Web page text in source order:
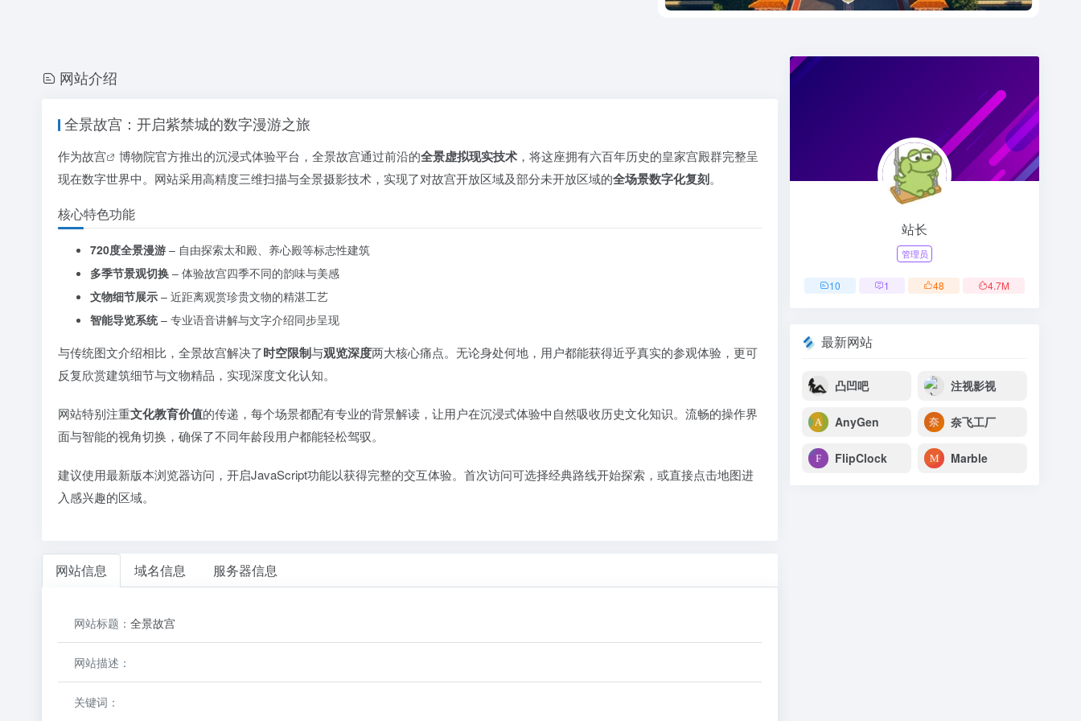
网站介绍
全景故宫：开启紫禁城的数字漫游之旅
作为故宫 博物院官方推出的沉浸式体验平台，全景故宫通过前沿的全景虚拟现实技术 ，将这座拥有六百年历史的皇家宫殿群完整呈
现在数字世界中。网站采用高精度三维扫描与全景摄影技术，实现了对故宫开放区域及部分未开放区域的全场景数字化复刻。
核心特色功能
720度全景漫游 – 自由探索太和殿、养心殿等标志性建筑
多季节景观切换 – 体验故宫四季不同的韵味与美感
文物细节展示 – 近距离观赏珍贵文物的精湛工艺
智能导览系统– 专业语音讲解与文字介绍同步呈现
与传统图文介绍相比，全景故宫解决了时空限制与观览深度两大核心痛点。无论身处何地，用户都能获得近乎真实的参观体验，更可
反复欣赏建筑细节与文物精品，实现深度文化认知。
网站特别注重文化教育价值的传递，每个场景都配有专业的背景解读，让用户在沉浸式体验中自然吸收历史文化知识。流畅的操作界
面与智能的视角切换，确保了不同年龄段用户都能轻松驾驭。
建议使用最新版本浏览器访问，开启JavaScript功能以获得完整的交互体验。首次访问可选择经典路线开始探索，或直接点击地图进
入感兴趣的区域。
网站信息 域名信息 服务器信息
网站标题： 全景故宫
网站描述：
关键词：
站长
管理员
10 1 48 4.7M
最新网站
凸凹吧 注视影视
AnyGen 奈飞工厂
FlipClock Marble